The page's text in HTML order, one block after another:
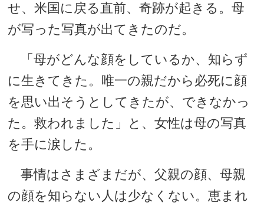
せ、米国に戻る直前、奇跡が起きる。母
が写った写真が出てきたのだ。
「母がどんな顔をしているか、知らず
に生きてきた。唯一の親だから必死に顔
を思い出そうとしてきたが、できなかっ
た。救われました」と、女性は母の写真
を手に涙した。
事情はさまざまだが、父親の顔、母親
の顔を知らない人は少なくない。恵まれ